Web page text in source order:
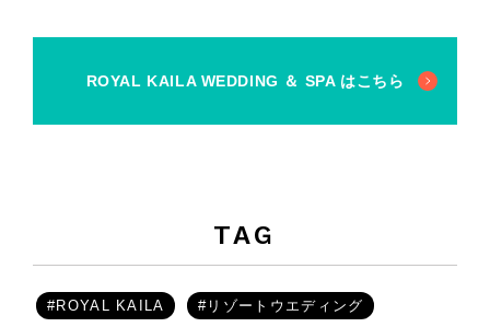
ROYAL KAILA WEDDING ＆ SPA はこちら
TAG
#ROYAL KAILA #リゾートウエディング